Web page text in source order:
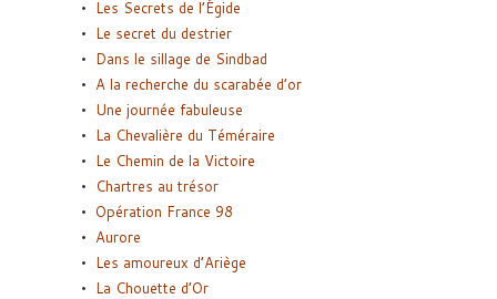
Les Secrets de l’Égide
Le secret du destrier
Dans le sillage de Sindbad
A la recherche du scarabée d’or
Une journée fabuleuse
La Chevalière du Téméraire
Le Chemin de la Victoire
Chartres au trésor
Opération France 98
Aurore
Les amoureux d’Ariège
La Chouette d’Or